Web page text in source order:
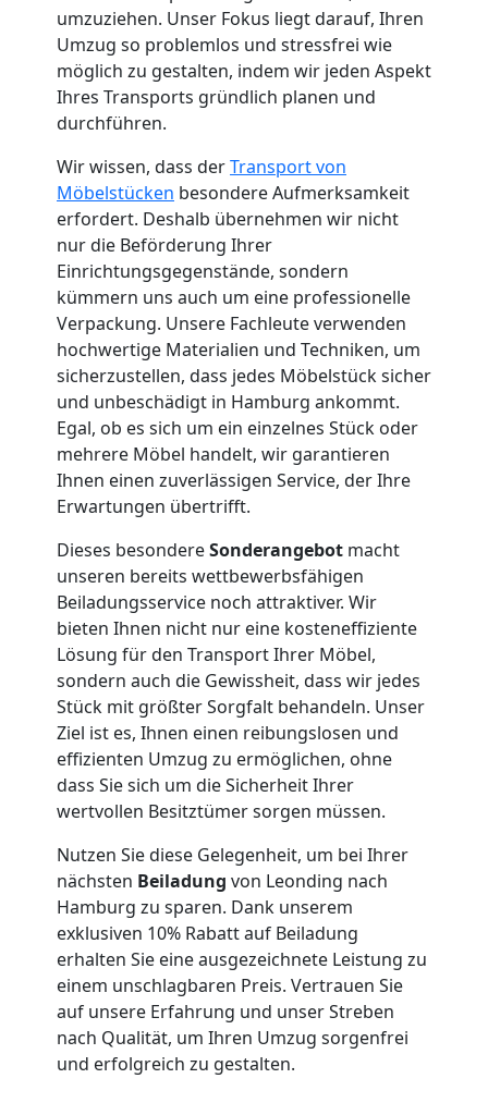
umzuziehen. Unser Fokus liegt darauf, Ihren
Umzug so problemlos und stressfrei wie
möglich zu gestalten, indem wir jeden Aspekt
Ihres Transports gründlich planen und
durchführen.
Wir wissen, dass derTransport von
Möbelstücken besondere Aufmerksamkeit
erfordert. Deshalb übernehmen wir nicht
nur die Beförderung Ihrer
Einrichtungsgegenstände, sondern
kümmern uns auch um eine professionelle
Verpackung. Unsere Fachleute verwenden
hochwertige Materialien und Techniken, um
sicherzustellen, dass jedes Möbelstück sicher
und unbeschädigt in Hamburg ankommt.
Egal, ob es sich um ein einzelnes Stück oder
mehrere Möbel handelt, wir garantieren
Ihnen einen zuverlässigen Service, der Ihre
Erwartungen übertrifft.
Dieses besondereSonderangebot macht
unseren bereits wettbewerbsfähigen
Beiladungsservice noch attraktiver. Wir
bieten Ihnen nicht nur eine kosteneffiziente
Lösung für den Transport Ihrer Möbel,
sondern auch die Gewissheit, dass wir jedes
Stück mit größter Sorgfalt behandeln. Unser
Ziel ist es, Ihnen einen reibungslosen und
effizienten Umzug zu ermöglichen, ohne
dass Sie sich um die Sicherheit Ihrer
wertvollen Besitztümer sorgen müssen.
Nutzen Sie diese Gelegenheit, um bei Ihrer
nächsten Beiladung von Leonding nach
Hamburg zu sparen. Dank unserem
exklusiven 10% Rabatt auf Beiladung
erhalten Sie eine ausgezeichnete Leistung zu
einem unschlagbaren Preis. Vertrauen Sie
auf unsere Erfahrung und unser Streben
nach Qualität, um Ihren Umzug sorgenfrei
und erfolgreich zu gestalten.
Küchenumzug
Leonding
Umzug
und
Lagerung
Leonding
Full-
Service-
Umzug
Leonding
Qualitäts-
Umzüge
Leonding
Vereinsumzug
Leonding
Anfrage
Möbeltransport